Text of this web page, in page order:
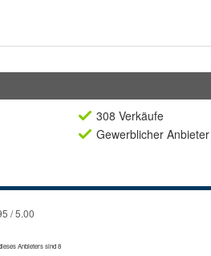
308 Verkäufe
Gewerblicher Anbieter